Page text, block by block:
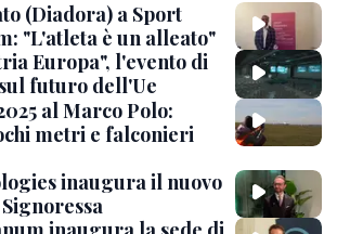
(Diadora) a Sport
"L'atleta è un alleato"
Europa", l'evento di
futuro dell'Ue
al Marco Polo:
metri e falconieri
inaugura il nuovo